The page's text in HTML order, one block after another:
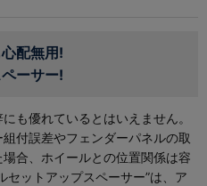
配無用!
ーサー!
も優れているとはいえません。
付誤差やフェンダーパネルの取
合、ホイールとの位置関係は容
セットアップスペーサー”は、ア